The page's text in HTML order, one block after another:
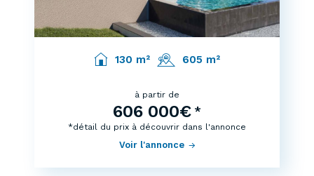
130 m² 605 m²
à partir de
606 000€ *
Voir l'annonce
*détail du prix à découvrir dans l'annonce